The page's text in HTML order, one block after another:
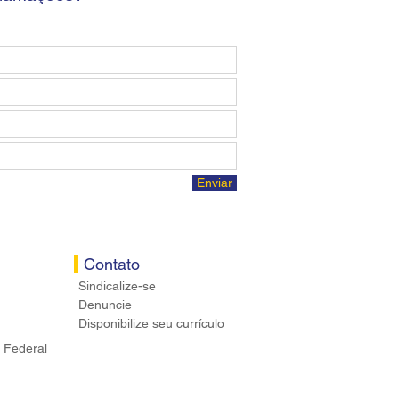
Enviar
Federal
Contato
Sindicalize-se
Denuncie
Disponibilize seu currículo